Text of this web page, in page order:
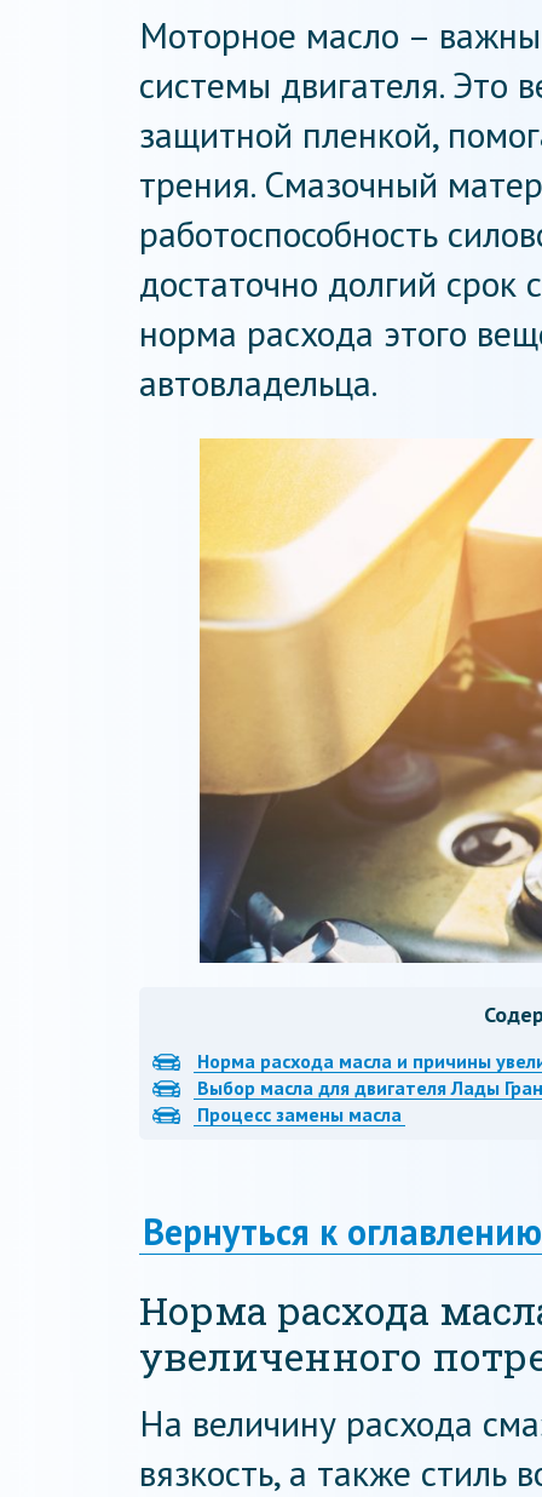
Моторное масло –
системы двигателя. Это
защитной пленкой,
трения. Смазочный
работоспособность
достаточно долгий срок
норма расхода этого
автовладельца.
Норма расхода масла и причины
Выбор масла для двигателя Лады
Процесс замены масла
Вернуться к оглавлению
Норма расхода
увеличенного
На величину расхода
вязкость, а также стиль